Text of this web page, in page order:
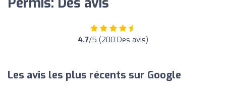
4.7/5 (200 Des avis)
Les avis les plus récents sur Google